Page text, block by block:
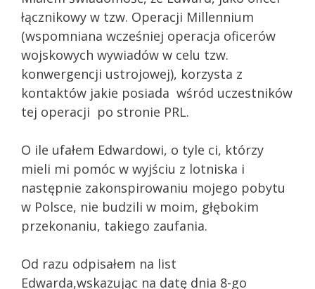
łącznikowy w tzw. Operacji Millennium
(wspomniana wcześniej operacja oficerów
wojskowych wywiadów w celu tzw.
konwergencji ustrojowej), korzysta z
kontaktów jakie posiada wśród uczestników
tej operacji po stronie PRL.
O ile ufałem Edwardowi, o tyle ci, którzy
mieli mi pomóc w wyjściu z lotniska i
następnie zakonspirowaniu mojego pobytu
w Polsce, nie budzili w moim, głębokim
przekonaniu, takiego zaufania.
Od razu odpisałem na list
Edwarda,wskazując na datę dnia 8-go